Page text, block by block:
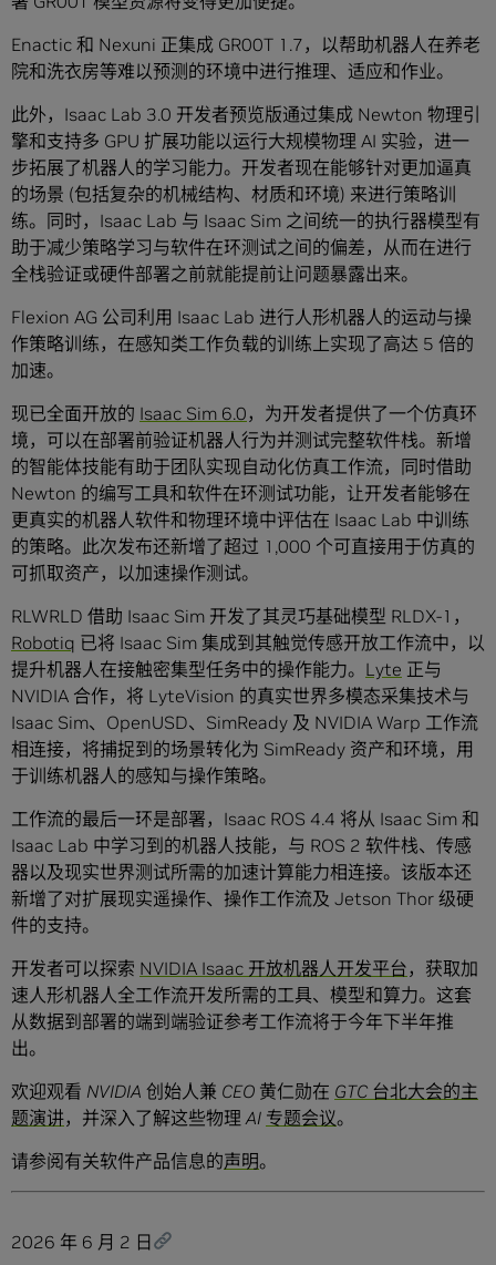
Enactic 和 Nexuni 正集成 GR00T 1.7，以帮助机器人在养老
院和洗衣房等难以预测的环境中进行推理、适应和作业。
此外，Isaac Lab 3.0 开发者预览版通过集成 Newton 物理引
擎和支持多 GPU 扩展功能以运行大规模物理 AI 实验，进一
步拓展了机器人的学习能力。开发者现在能够针对更加逼真
的场景 (包括复杂的机械结构、材质和环境) 来进行策略训
练。同时，Isaac Lab 与 Isaac Sim 之间统一的执行器模型有
助于减少策略学习与软件在环测试之间的偏差，从而在进行
全栈验证或硬件部署之前就能提前让问题暴露出来。
Flexion AG 公司利用 Isaac Lab 进行人形机器人的运动与操
作策略训练，在感知类工作负载的训练上实现了高达 5 倍的
加速。
现已全面开放的 Isaac Sim 6.0，为开发者提供了一个仿真环
境，可以在部署前验证机器人行为并测试完整软件栈。新增
的智能体技能有助于团队实现自动化仿真工作流，同时借助
Newton 的编写工具和软件在环测试功能，让开发者能够在
更真实的机器人软件和物理环境中评估在 Isaac Lab 中训练
的策略。此次发布还新增了超过 1,000 个可直接用于仿真的
可抓取资产，以加速操作测试。
RLWRLD 借助 Isaac Sim 开发了其灵巧基础模型 RLDX-1，
Robotiq 已将 Isaac Sim 集成到其触觉传感开放工作流中，以
提升机器人在接触密集型任务中的操作能力。 Lyte 正与
NVIDIA 合作，将 LyteVision 的真实世界多模态采集技术与
Isaac Sim、OpenUSD、SimReady 及 NVIDIA Warp 工作流
相连接，将捕捉到的场景转化为 SimReady 资产和环境，用
于训练机器人的感知与操作策略。
工作流的最后一环是部署，Isaac ROS 4.4 将从 Isaac Sim 和
Isaac Lab 中学习到的机器人技能，与 ROS 2 软件栈、传感
器以及现实世界测试所需的加速计算能力相连接。该版本还
新增了对扩展现实遥操作、操作工作流及 Jetson Thor 级硬
件的支持。
开发者可以探索 NVIDIA Isaac 开放机器人开发平台，获取加
速人形机器人全工作流开发所需的工具、模型和算力。这套
从数据到部署的端到端验证参考工作流将于今年下半年推
出。
欢迎观看 NVIDIA 创始人兼 CEO 黄仁勋在 GTC 台北大会的主
题演讲，并深入了解这些物理 AI 专题会议。
请参阅有关软件产品信息的声明。
2026 年 6 月 2 日